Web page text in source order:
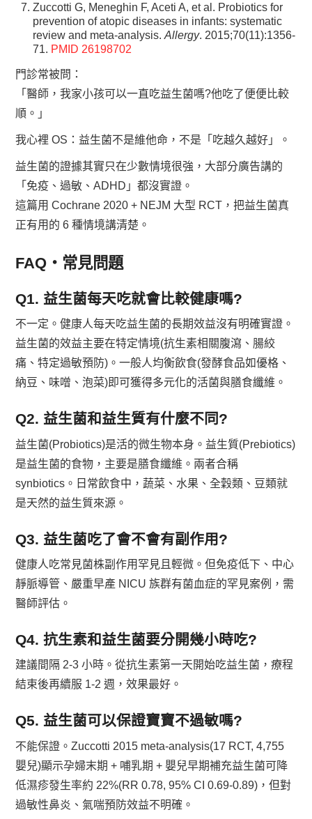
Zuccotti G, Meneghin F, Aceti A, et al. Probiotics for
prevention of atopic diseases in infants: systematic
review and meta-analysis.Allergy. 2015;70(11):1356-
71. PMID 26198702
門診常被問：
「醫師，我家小孩可以一直吃益生菌嗎?他吃了便便比較
順。」
我心裡 OS：益生菌不是維他命，不是「吃越久越好」。
益生菌的證據其實只在少數情境很強，大部分廣告講的
「免疫、過敏、ADHD」都沒實證。
這篇用 Cochrane 2020 + NEJM 大型 RCT，把益生菌真
正有用的 6 種情境講清楚。
FAQ・常見問題
Q1. 益生菌每天吃就會比較健康嗎?
不一定。健康人每天吃益生菌的長期效益沒有明確實證。
益生菌的效益主要在特定情境(抗生素相關腹瀉、腸絞
痛、特定過敏預防)。一般人均衡飲食(發酵食品如優格、
納豆、味噌、泡菜)即可獲得多元化的活菌與膳食纖維。
Q2. 益生菌和益生質有什麼不同?
益生菌(Probiotics)是活的微生物本身。益生質(Prebiotics)
是益生菌的食物，主要是膳食纖維。兩者合稱
synbiotics。日常飲食中，蔬菜、水果、全穀類、豆類就
是天然的益生質來源。
Q3. 益生菌吃了會不會有副作用?
健康人吃常見菌株副作用罕見且輕微。但免疫低下、中心
靜脈導管、嚴重早產 NICU 族群有菌血症的罕見案例，需
醫師評估。
Q4. 抗生素和益生菌要分開幾小時吃?
建議間隔 2-3 小時。從抗生素第一天開始吃益生菌，療程
結束後再續服 1-2 週，效果最好。
Q5. 益生菌可以保證寶寶不過敏嗎?
不能保證。Zuccotti 2015 meta-analysis(17 RCT, 4,755
嬰兒)顯示孕婦末期 + 哺乳期 + 嬰兒早期補充益生菌可降
低濕疹發生率約 22%(RR 0.78, 95% CI 0.69-0.89)，但對
過敏性鼻炎、氣喘預防效益不明確。